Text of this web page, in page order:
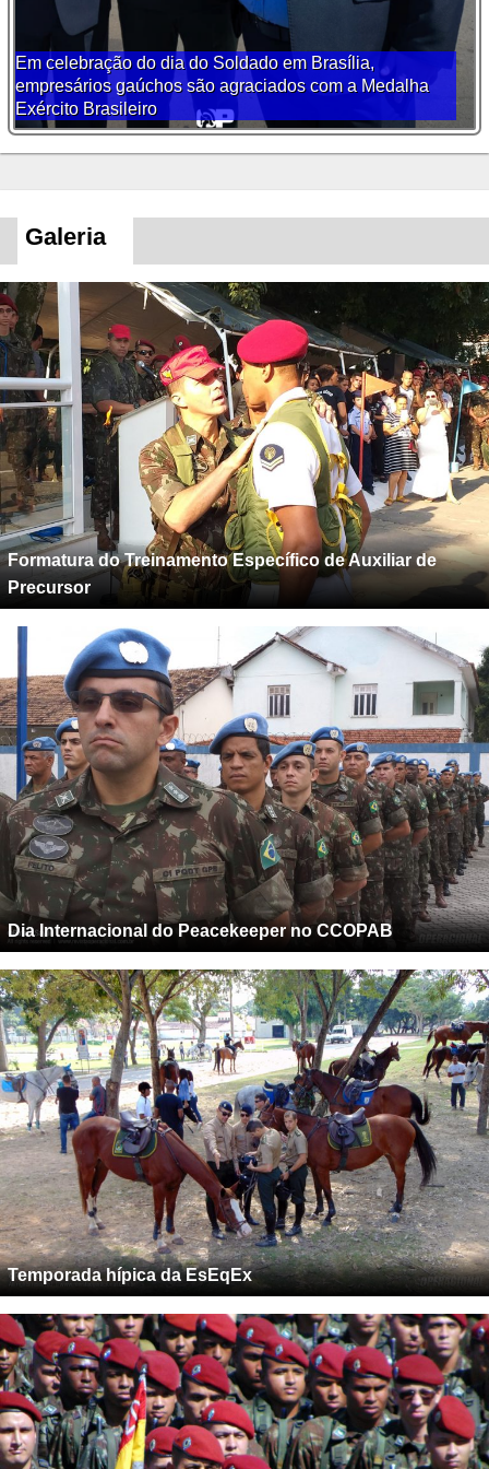
Em celebração do dia do Soldado em Brasília,
empresários gaúchos são agraciados com a Medalha
Exército Brasileiro
Galeria
Formatura do Treinamento Específico de Auxiliar de
Precursor
Dia Internacional do Peacekeeper no CCOPAB
Temporada hípica da EsEqEx